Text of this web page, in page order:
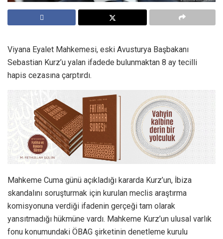
Viyana Eyalet Mahkemesi, eski Avusturya Başbakanı
Sebastian Kurz’u yalan ifadede bulunmaktan 8 ay tecilli
hapis cezasına çarptırdı.
Mahkeme Cuma günü açıkladığı kararda Kurz’un, İbiza
skandalını soruşturmak için kurulan meclis araştırma
komisyonuna verdiği ifadenin gerçeği tam olarak
yansıtmadığı hükmüne vardı. Mahkeme Kurz’un ulusal varlık
fonu konumundaki ÖBAG şirketinin denetleme kurulu